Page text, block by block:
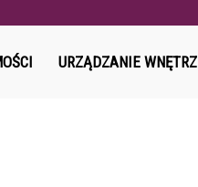
URZĄDZANIE WNĘTRZ